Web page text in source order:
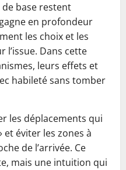
base restent
en profondeur
les choix et les
l’issue. Dans cette
leurs effets et
habileté sans tomber
les déplacements qui
et éviter les zones à
de l’arrivée. Ce
mais une intuition qui